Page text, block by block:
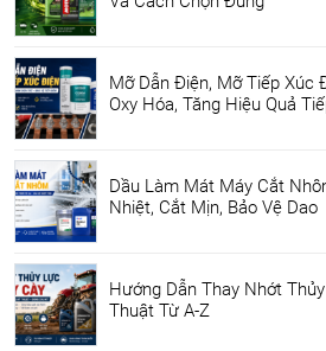
Mỡ Dẫn Điện, Mỡ Tiếp Xúc
Oxy Hóa, Tăng Hiệu Quả
Dầu Làm Mát Máy Cắt
Nhiệt, Cắt Mịn, Bảo Vệ Dao
Hướng Dẫn Thay Nhớt
Thuật Từ A-Z